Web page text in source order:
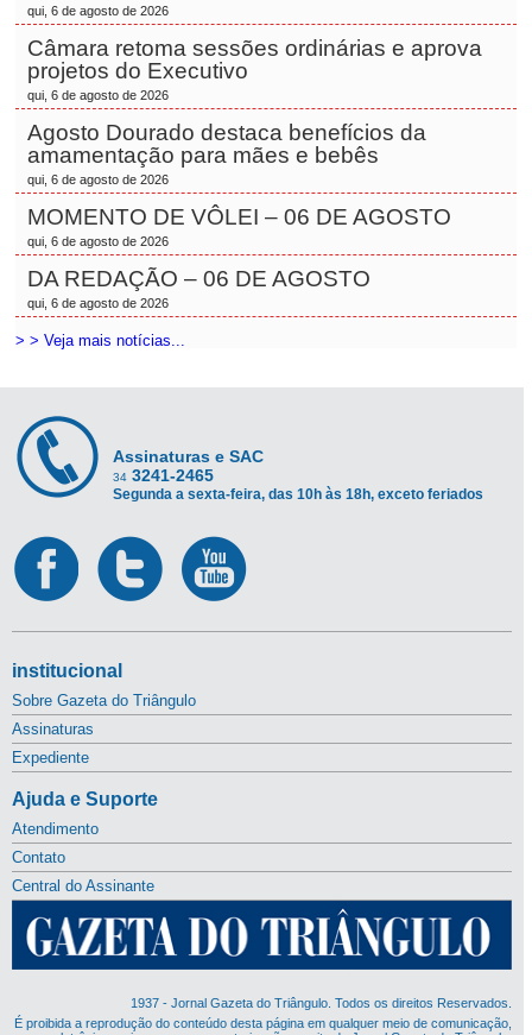
qui, 6 de agosto de 2026
Câmara retoma sessões ordinárias e aprova
projetos do Executivo
qui, 6 de agosto de 2026
Agosto Dourado destaca benefícios da
amamentação para mães e bebês
qui, 6 de agosto de 2026
MOMENTO DE VÔLEI – 06 DE AGOSTO
qui, 6 de agosto de 2026
DA REDAÇÃO – 06 DE AGOSTO
qui, 6 de agosto de 2026
> > Veja mais notícias...
Assinaturas e SAC
34 3241-2465
Segunda a sexta-feira, das 10h às 18h, exceto feriados
institucional
Sobre Gazeta do Triângulo
Assinaturas
Expediente
Ajuda e Suporte
Atendimento
Contato
Central do Assinante
1937 - Jornal Gazeta do Triângulo. Todos os direitos Reservados.
É proibida a reprodução do conteúdo desta página em qualquer meio de comunicação,